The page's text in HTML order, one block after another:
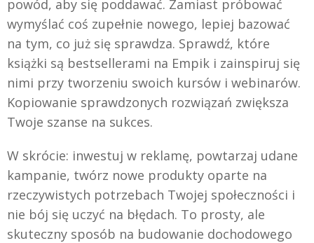
powód, aby się poddawać. Zamiast próbować
wymyślać coś zupełnie nowego, lepiej bazować
na tym, co już się sprawdza. Sprawdź, które
książki są bestsellerami na Empik i zainspiruj się
nimi przy tworzeniu swoich kursów i webinarów.
Kopiowanie sprawdzonych rozwiązań zwiększa
Twoje szanse na sukces.
W skrócie: inwestuj w reklamę, powtarzaj udane
kampanie, twórz nowe produkty oparte na
rzeczywistych potrzebach Twojej społeczności i
nie bój się uczyć na błędach. To prosty, ale
skuteczny sposób na budowanie dochodowego